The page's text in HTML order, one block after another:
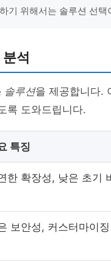
기 위해서는 솔루션 선택
석
솔루션을 제공합니다.
록 도와드립니다.
특징
한 확장성, 낮은 초기
보안성, 커스터마이